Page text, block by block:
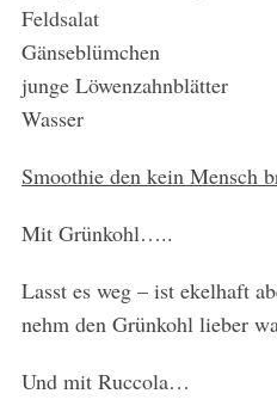
Feldsalat
Gänseblümchen
junge Löwenzahnblätter
Wasser
Smoothie den kein Mensch
Mit Grünkohl…..
Lasst es weg – ist ekelhaft
nehm den Grünkohl lieber
Und mit Ruccola…